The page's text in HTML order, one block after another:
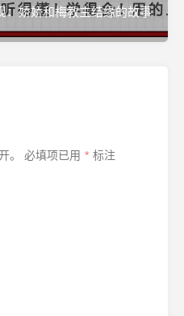
：娇娇和梅教主结缘的故事
。 必填项已用 * 标注